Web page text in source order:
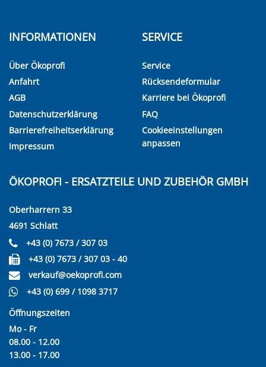
INFORMATIONEN
Über Ökoprofi
Anfahrt
AGB
Datenschutzerklärung
Barrierefreiheitserklärung
Impressum
SERVICE
Service
Rücksendeformular
Karriere bei Ökoprofi
FAQ
Cookieeinstellungen
anpassen
ÖKOPROFI - ERSATZTEILE UND ZUBEHÖR GMBH
Oberharrern 33
4691 Schlatt
+43 (0) 7673 / 307 03
+43 (0) 7673 / 307 03 - 40
verkauf@oekoprofi.com
+43 (0) 699 / 1098 3717
Öffnungszeiten
Mo - Fr
08.00 - 12.00
13.00 - 17.00